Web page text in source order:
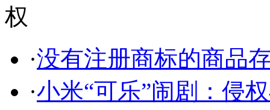
·没有注册商标的商品
·小米“可乐”闹剧：侵